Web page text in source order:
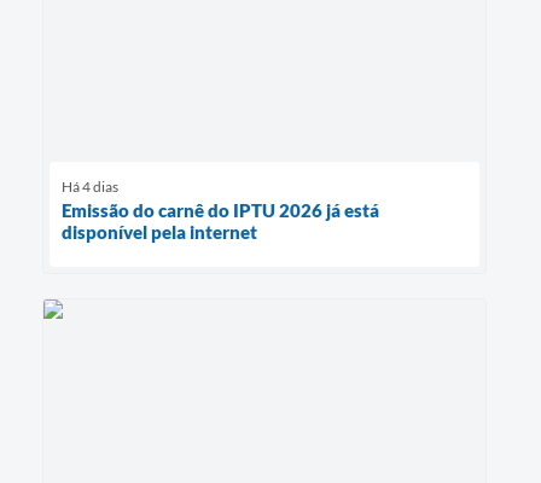
Há 4 dias
Emissão do carnê do IPTU 2026 já está
disponível pela internet